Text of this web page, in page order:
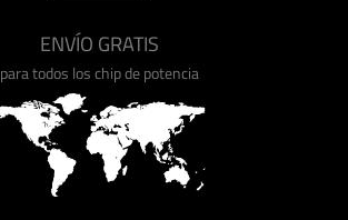
ENVÍO GRATIS
para todos los chip de potencia